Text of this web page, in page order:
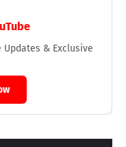
& Exclusive